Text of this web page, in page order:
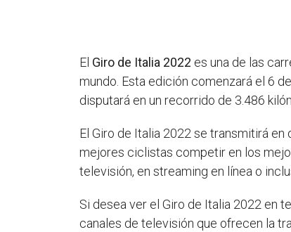
El Giro de Italia 2022 es una de las
mundo. Esta edición comenzará el 6
disputará en un recorrido de 3.486
El Giro de Italia 2022 se transmitirá
mejores ciclistas competir en los
televisión, en streaming en línea o
Si desea ver el Giro de Italia 2022 en
canales de televisión que ofrecen la